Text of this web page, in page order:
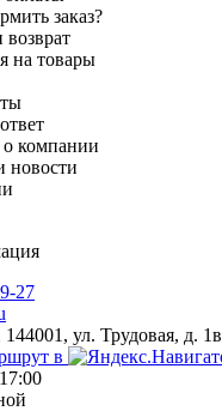
заказ?
на товары
компании
новости
27
144001, ул. Трудовая, д. 1в
в